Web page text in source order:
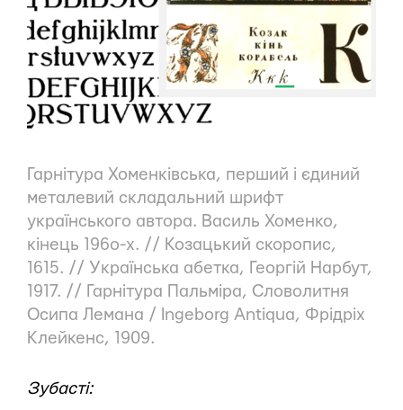
Гарнітура Хоменківська, перший і єдиний
металевий складальний шрифт
українського автора. Василь Хоменко,
кінець 196о-х. // Козацький скоропис,
1615. // Українська абетка, Георгій Нарбут,
1917. // Гарнітура Пальміра, Словолитня
Осипа Лемана / Ingeborg Antiqua, Фрідріх
Клейкенс, 1909.
Зубасті: